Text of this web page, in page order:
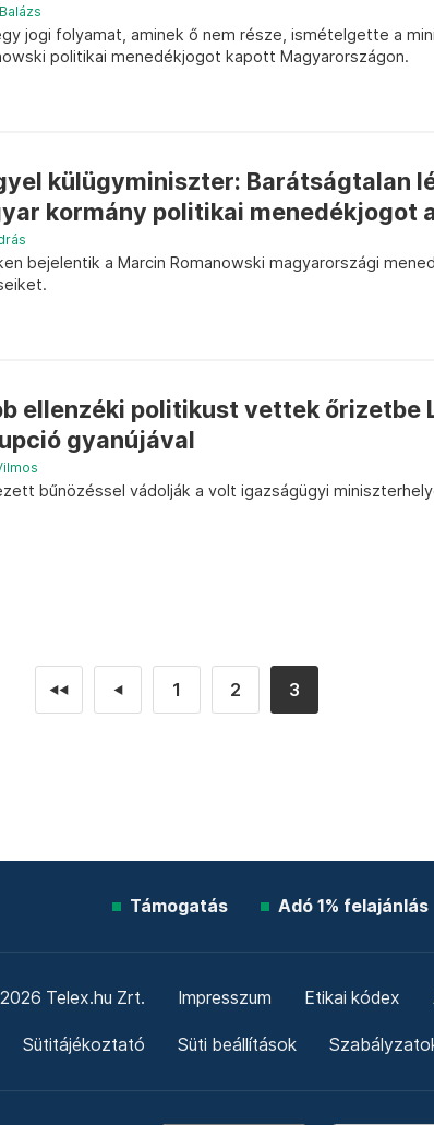
jogi folyamat, aminek ő nem része, ismételgette a
politikai menedékjogot kapott Magyarországon.
külügyminiszter: Barátságtalan
kormány politikai menedékjogot
bejelentik a Marcin Romanowski magyarországi
ellenzéki politikust vettek őrizetbe
gyanújával
bűnözéssel vádolják a volt igazságügyi
◄◄ ◄ 1 2 3
Támogatás Adó 1% felajánlás
Telex.hu Zrt. Impresszum Etikai kódex
Sütitájékoztató Süti beállítások